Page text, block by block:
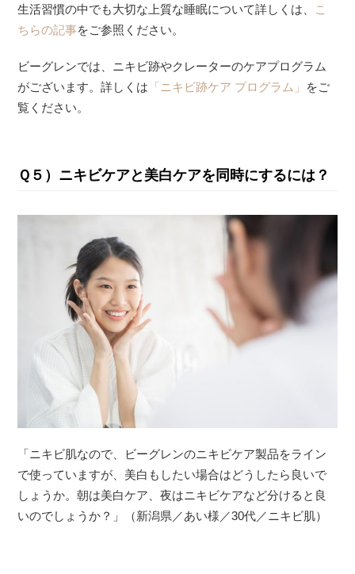
生活習慣の中でも大切な上質な睡眠について詳しくは、 こ
ちらの記事をご参照ください。
ビーグレンでは、ニキビ跡やクレーターのケアプログラム
がございます。詳しくは 「ニキビ跡ケア プログラム」 をご
覧ください。
Ｑ５）ニキビケアと美白ケアを同時にするには？
「ニキビ肌なので、ビーグレンのニキビケア製品をライン
で使っていますが、美白もしたい場合はどうしたら良いで
しょうか。朝は美白ケア、夜はニキビケアなど分けると良
いのでしょうか？」（新潟県／あい様／30代／ニキビ肌）